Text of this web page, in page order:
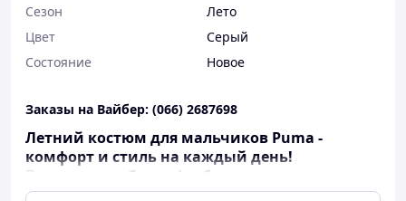
Сезон
Лето
Цвет
Серый
Состояние
Новое
Заказы на Вайбер: (066) 2687698
Летний костюм для мальчиков Puma -
комфорт и стиль на каждый день!
В него входит
белая
футболка и черные шорты
из легкого летнего трикотажа, которые